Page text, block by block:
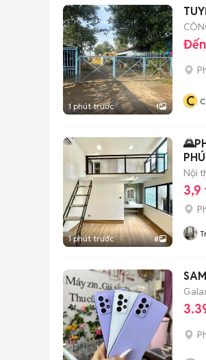
1 phút trước 1 C
1 phút trước 8
PHÚ
Nội
3,9